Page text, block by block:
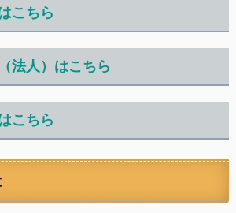
こちら
法人）はこちら
こちら